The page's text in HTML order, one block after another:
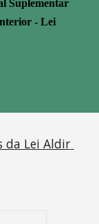
Suplementar
- Lei
da Lei Aldir